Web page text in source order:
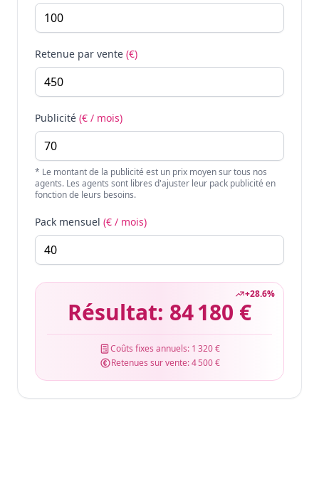
Retenue par vente (€)
Publicité (€ / mois)
* Le montant de la publicité est un prix moyen sur tous nos
agents. Les agents sont libres d'ajuster leur pack publicité en
fonction de leurs besoins.
Pack mensuel (€ / mois)
+28.6%
Résultat: 84 180 €
Coûts fixes annuels: 1 320 €
Retenues sur vente:4 500 €